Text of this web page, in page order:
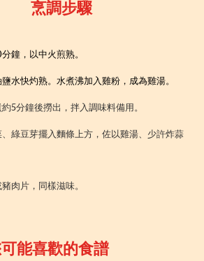
烹調步驟
分鐘，以中火煎熟。
水快灼熟。水煮沸加入雞粉，成為雞湯。
約5分鐘後撈出，拌入調味料備用。
綠豆芽擺入麵條上方，佐以雞湯、少許炸蒜
肉片，同樣滋味。
能喜歡的食譜